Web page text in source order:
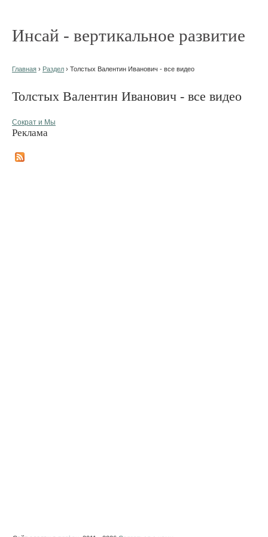
Инсай - вертикальное развитие
Главная › Раздел › Толстых Валентин Иванович - все видео
Толстых Валентин Иванович - все видео
Сократ и Мы
Реклама